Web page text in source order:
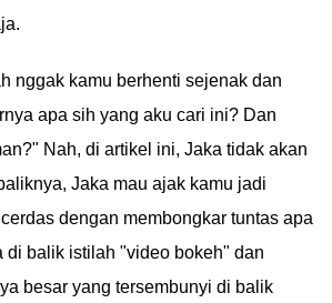
nggak kamu berhenti sejenak dan
apa sih yang aku cari ini? Dan
Nah, di artikel ini, Jaka tidak akan
Jaka mau ajak kamu jadi
dengan membongkar tuntas apa
di balik istilah "video bokeh" dan
besar yang tersembunyi di balik